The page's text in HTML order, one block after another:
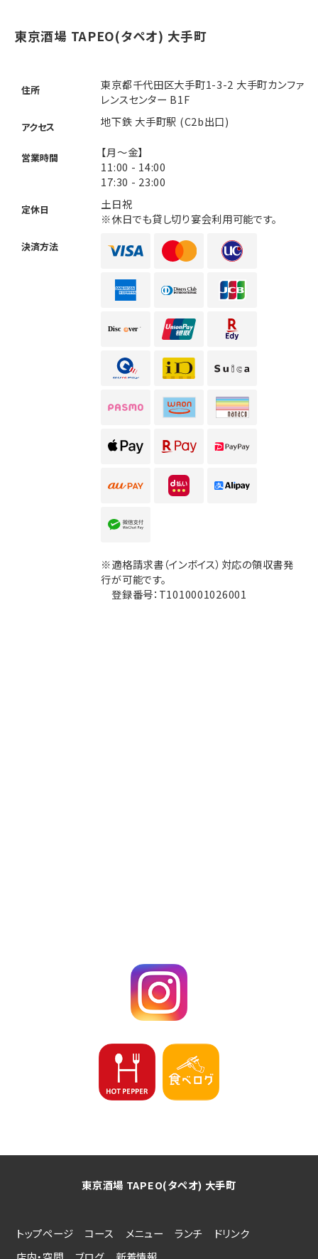
東京酒場 TAPEO(タペオ) 大手町
住所
東京都千代田区大手町1-3-2 大手町カンファ
レンスセンター B1F
アクセス 地下鉄 大手町駅 (C2b出口)
営業時間
【月～金】
11:00 - 14:00
17:30 - 23:00
定休日
土日祝
※休日でも貸し切り宴会利用可能です。
決済方法
※適格請求書（インボイス）対応の領収書発
行が可能です。
登録番号：T1010001026001
東京酒場 TAPEO(タペオ) 大手町
トップページ コース メニュー ランチ
ドリンク